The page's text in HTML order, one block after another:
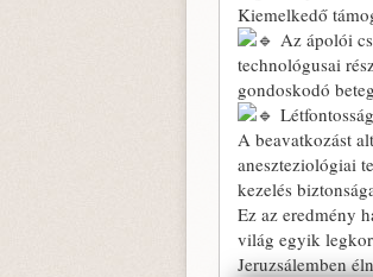
Kiemelkedő
Az ápolói
technológusai
gondoskodó
A beavatkozást
aneszteziológiai
kezelés
Ez az eredmény
világ egyik
Jeruzsálemben